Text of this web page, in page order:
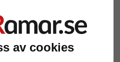
av cookies